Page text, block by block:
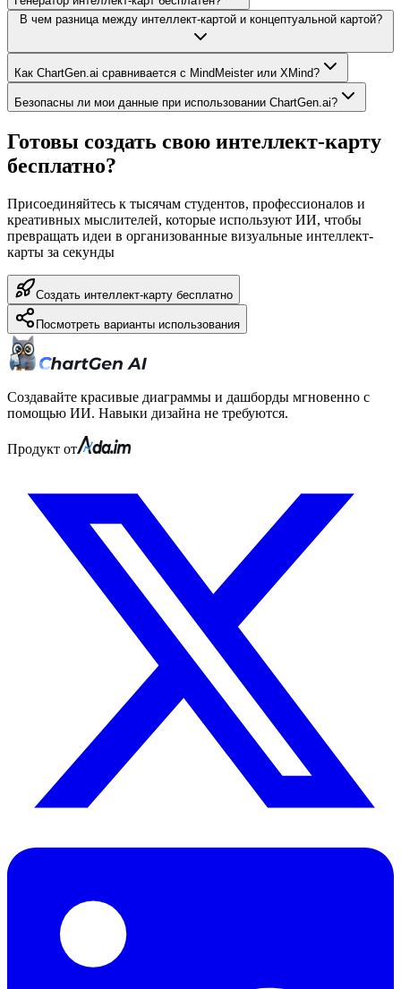
В чем разница между интеллект-картой и концептуальной картой?
Как ChartGen.ai сравнивается с MindMeister или XMind?
Безопасны ли мои данные при использовании ChartGen.ai?
Готовы создать свою интеллект-карту
бесплатно?
Присоединяйтесь к тысячам студентов, профессионалов и
креативных мыслителей, которые используют ИИ, чтобы
превращать идеи в организованные визуальные интеллект-
карты за секунды
Создать интеллект-карту бесплатно
Посмотреть варианты использования
Создавайте красивые диаграммы и дашборды мгновенно с
помощью ИИ. Навыки дизайна не требуются.
Продукт от